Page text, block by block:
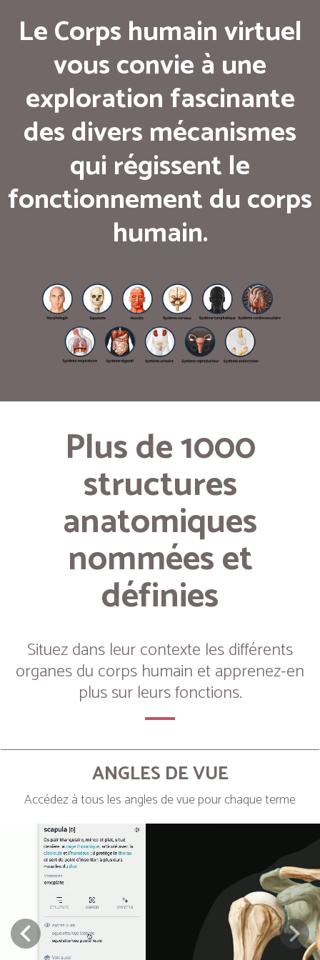
Le Corps humain virtuel
vous convie à une
exploration fascinante
des divers mécanismes
qui régissent le
fonctionnement du corps
humain.
Plus de 1000
structures
anatomiques
nommées et
définies
Situez dans leur contexte les différents
organes du corps humain et apprenez-en
plus sur leurs fonctions.
ANGLES DE VUE
Accédez à tous les angles de vue pour chaque terme